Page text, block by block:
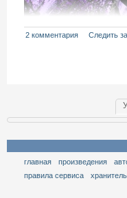
2 комментария Следить
главная произведения
правила сервиса
хранитель